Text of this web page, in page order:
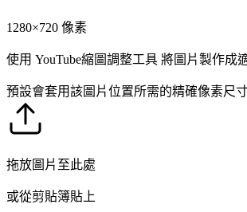
1280×720 像素
使用 YouTube縮圖調整工具 將圖片製作成
預設會套用該圖片位置所需的精確像素尺
拖放圖片至此處
或從剪貼簿貼上